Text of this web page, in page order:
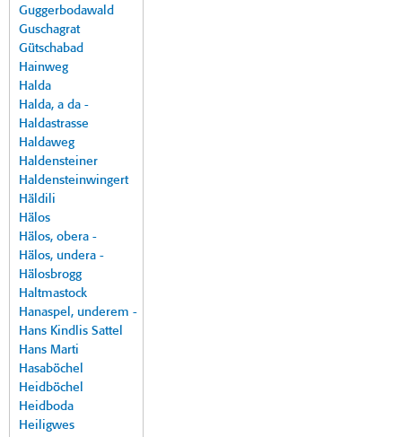
Guggerbodawald
Guschagrat
Gütschabad
Hainweg
Halda
Halda, a da -
Haldastrasse
Haldaweg
Haldensteiner
Haldensteinwingert
Häldili
Hälos
Hälos, obera -
Hälos, undera -
Hälosbrogg
Haltmastock
Hanaspel, underem -
Hans Kindlis Sattel
Hans Marti
Hasaböchel
Heidböchel
Heidboda
Heiligwes